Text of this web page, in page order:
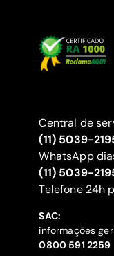
Central de
(11) 5039-
WhatsApp
(11) 5039-
‍Telefone 24h
SAC:
informações
‍0800 591 2259